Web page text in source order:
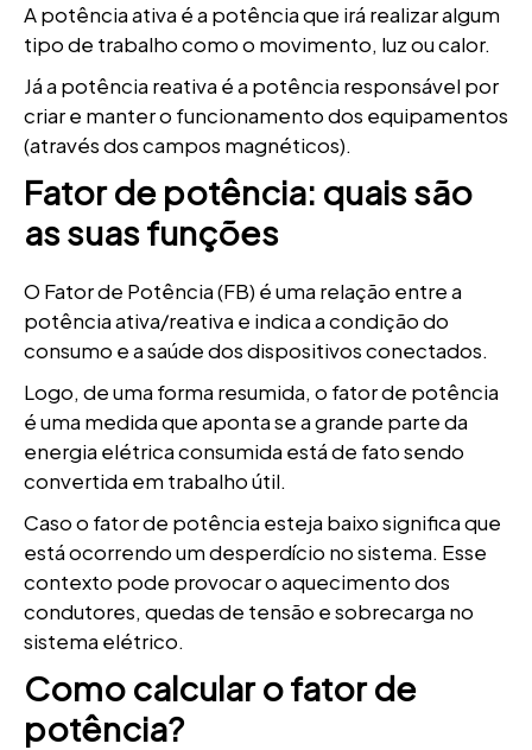
A potência ativa é a potência que irá realizar algum
tipo de trabalho como o movimento, luz ou calor.
Já a potência reativa é a potência responsável por
criar e manter o funcionamento dos equipamentos
(através dos campos magnéticos).
Fator de potência: quais são
as suas funções
O Fator de Potência (FB) é uma relação entre a
potência ativa/reativa e indica a condição do
consumo e a saúde dos dispositivos conectados.
Logo, de uma forma resumida, o fator de potência
é uma medida que aponta se a grande parte da
energia elétrica consumida está de fato sendo
convertida em trabalho útil.
Caso o fator de potência esteja baixo significa que
está ocorrendo um desperdício no sistema. Esse
contexto pode provocar o aquecimento dos
condutores, quedas de tensão e sobrecarga no
sistema elétrico.
Como calcular o fator de
potência?